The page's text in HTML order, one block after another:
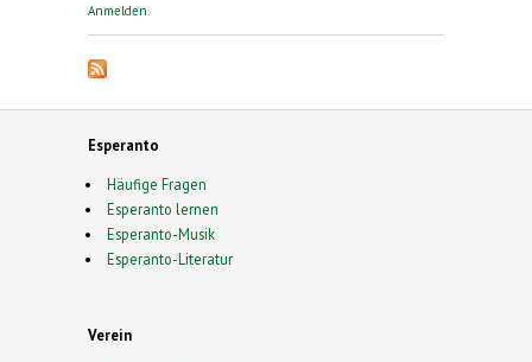
Anmelden
Esperanto
Häufige Fragen
Esperanto lernen
Esperanto-Musik
Esperanto-Literatur
Verein